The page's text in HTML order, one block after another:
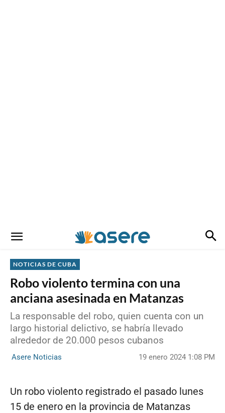
NOTICIAS DE CUBA
Robo violento termina con una
anciana asesinada en Matanzas
La responsable del robo, quien cuenta con un
largo historial delictivo, se habría llevado
alrededor de 20.000 pesos cubanos
Asere Noticias 19 enero 2024 1:08 PM
Un robo violento registrado el pasado lunes
15 de enero en la provincia de Matanzas